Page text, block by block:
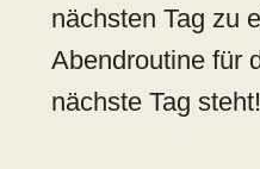
nächsten Tag zu
Abendroutine für
nächste Tag steht!